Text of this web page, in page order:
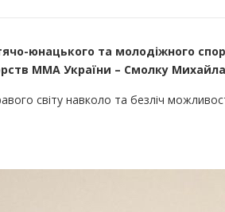
юнацького та молодіжного
ММА України – Смолку
світу навколо та безліч